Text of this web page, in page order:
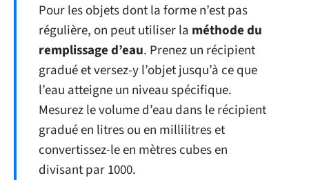
Pour les objets dont la forme n’est pas
régulière, on peut utiliser la méthode du
remplissage d’eau. Prenez un récipient
gradué et versez-y l’objet jusqu’à ce que
l’eau atteigne un niveau spécifique.
Mesurez le volume d’eau dans le récipient
gradué en litres ou en millilitres et
convertissez-le en mètres cubes en
divisant par 1000.